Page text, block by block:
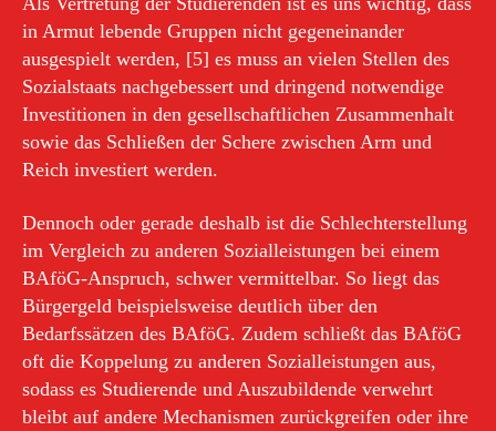
in Armut lebende Gruppen nicht gegeneinander
ausgespielt werden, [5] es muss an vielen Stellen des
Sozialstaats nachgebessert und dringend notwendige
Investitionen in den gesellschaftlichen Zusammenhalt
sowie das Schließen der Schere zwischen Arm und
Reich investiert werden.
Dennoch oder gerade deshalb ist die Schlechterstellung
im Vergleich zu anderen Sozialleistungen bei einem
BAföG-Anspruch, schwer vermittelbar. So liegt das
Bürgergeld beispielsweise deutlich über den
Bedarfssätzen des BAföG. Zudem schließt das BAföG
oft die Koppelung zu anderen Sozialleistungen aus,
sodass es Studierende und Auszubildende verwehrt
bleibt auf andere Mechanismen zurückgreifen oder ihre